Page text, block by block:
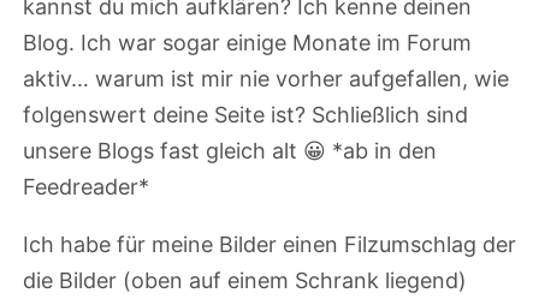
kannst du mich aufklären? Ich kenne deinen
Blog. Ich war sogar einige Monate im Forum
aktiv… warum ist mir nie vorher aufgefallen, wie
folgenswert deine Seite ist? Schließlich sind
unsere Blogs fast gleich alt 😀 *ab in den
Feedreader*
Ich habe für meine Bilder einen Filzumschlag der
die Bilder (oben auf einem Schrank liegend)